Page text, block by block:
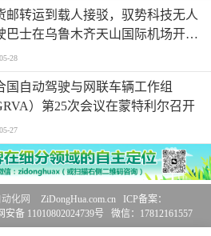
邮转运到载人接驳，驭势科技无人
巴士在乌鲁木齐天山国际机场开启
化运营
28
国自动驾驶与网联车辆工作组
）第25次会议在蒙特利尔召开
27
动化网
ZiDongHua.com.cn ICP备案：
安备 11010802024739号 微信：17812161557